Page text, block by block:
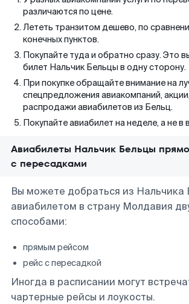
различаются по цене.
Лететь транзитом дешево, по
конечных пунктов.
Покупайте туда и обратно сразу. Это
билет Нальчик Бельцы в одну сторону.
При покупке обращайте внимание на
спецпредложения авиакомпаний,
распродажи авиабилетов из Бельц.
Покупайте авиабилет на неделе, а не в
Авиабилеты Нальчик Бельцы
с пересадками
Вы можете добраться из Нальчика
авиабилетом в страну Молдавия
способами:
прямым рейсом
рейс с пересадкой
Иногда в расписании могут
чартерные рейсы и лоукосты.